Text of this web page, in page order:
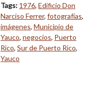
Tags: 1976, Edificio Don
Narciso Ferrer, fotografías,
imágenes, Municipio de
Yauco, negocios, Puerto
Rico, Sur de Puerto Rico,
Yauco